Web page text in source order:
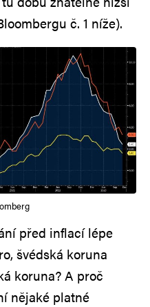
č. 1 níže).
před inflací lépe
švédská koruna
koruna? A proč
nějaké platné